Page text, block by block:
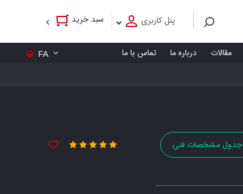
سبد خرید پنل کاربری
مقالات درباره ما تماس با ما FA
جدول مشخصات فنی